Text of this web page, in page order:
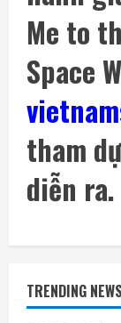
Me to
Space
tham
diễn ra.
TRENDING NEWS
5
1
2